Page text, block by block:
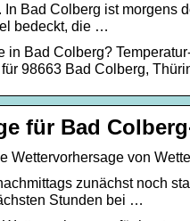
In Bad Colberg ist morgens
bedeckt, die …
in Bad Colberg?
98663 Bad Colberg,
für Bad
Wettervorhersage von
zunächst noch
Stunden bei …